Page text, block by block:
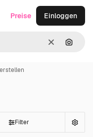
LöschenNach
Preise Einloggen
Filter